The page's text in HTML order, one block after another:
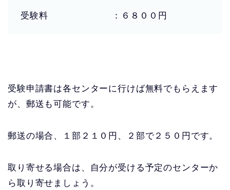
受験料 ：６８００円
受験申請書は各センターに行けば無料でもらえます
が、郵送も可能です。
郵送の場合、１部２１０円、２部で２５０円です。
取り寄せる場合は、自分が受ける予定のセンターか
ら取り寄せましょう。